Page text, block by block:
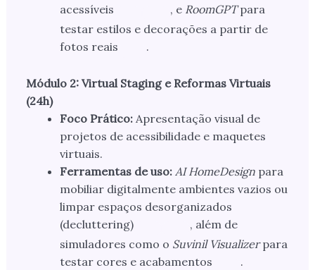
acessíveis
, e RoomGPTpara
testar estilos e decorações a partir de
fotos reais
.
Módulo 2: Virtual Staging e Reformas Virtuais
(24h)
Foco Prático:Apresentação visual de
projetos de acessibilidade e maquetes
virtuais.
Ferramentas de uso: AI HomeDesignpara
mobiliar digitalmente ambientes vazios ou
limpar espaços desorganizados
(decluttering)
, além de
simuladores como o Suvinil Visualizerpara
testar cores e acabamentos
.